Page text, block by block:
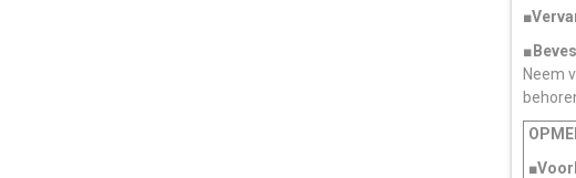
Neem